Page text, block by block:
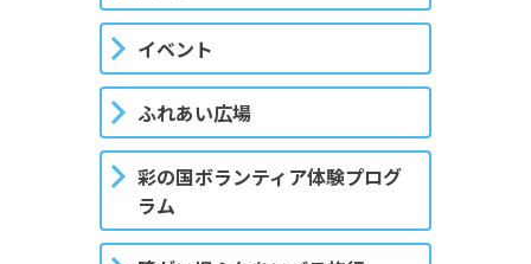
イベント
ふれあい広場
彩の国ボランティア体験プログ
ラム